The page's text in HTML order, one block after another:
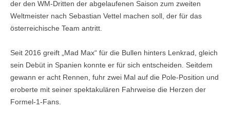
der den WM-Dritten der abgelaufenen Saison zum zweiten
Weltmeister nach Sebastian Vettel machen soll, der für das
österreichische Team antritt.
Seit 2016 greift „Mad Max“ für die Bullen hinters Lenkrad, gleich
sein Debüt in Spanien konnte er für sich entscheiden. Seitdem
gewann er acht Rennen, fuhr zwei Mal auf die Pole-Position und
eroberte mit seiner spektakulären Fahrweise die Herzen der
Formel-1-Fans.